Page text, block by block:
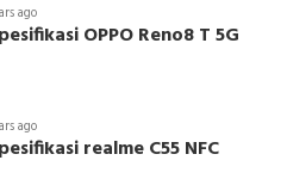
ago
OPPO Reno8 T 5G
ago
realme C55 NFC